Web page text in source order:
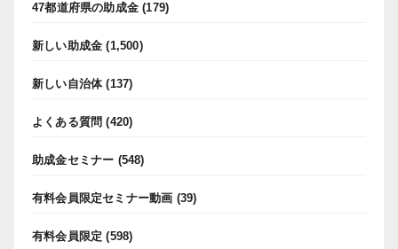
47都道府県の助成金 (179)
新しい助成金 (1,500)
新しい自治体(137)
よくある質問 (420)
助成金セミナー (548)
有料会員限定セミナー動画 (39)
有料会員限定 (598)